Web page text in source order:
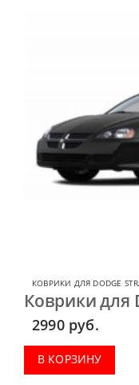
КОВРИКИ ДЛЯ DODGE
Коврики для
2990 руб.
В КОРЗИНУ